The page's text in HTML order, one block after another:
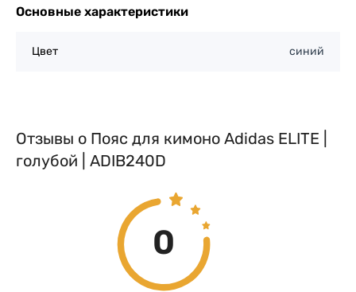
Основные характеристики
Цвет синий
Отзывы о Пояс для кимоно Adidas ELITE |
голубой | ADIB240D
0